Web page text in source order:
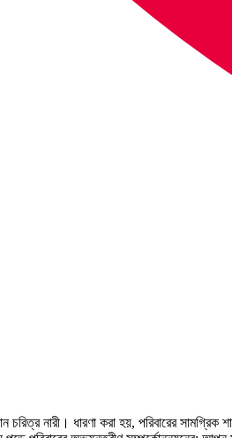
নারী। ধারণা করা হয়, পরিবারের